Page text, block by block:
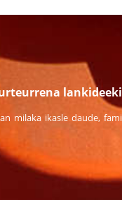
milaka ikasle daude,